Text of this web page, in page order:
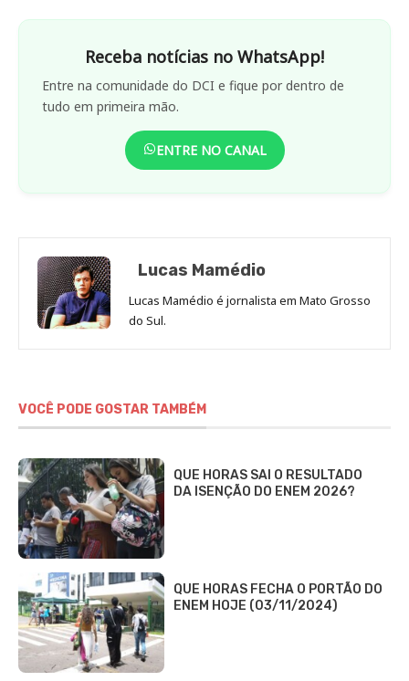
Receba notícias no WhatsApp!
Entre na comunidade do DCI e fique por dentro de
tudo em primeira mão.
ENTRE NO CANAL
Lucas Mamédio
Lucas Mamédio é jornalista em Mato Grosso
do Sul.
VOCÊ PODE GOSTAR TAMBÉM
QUE HORAS SAI O RESULTADO
DA ISENÇÃO DO ENEM 2026?
QUE HORAS FECHA O PORTÃO DO
ENEM HOJE (03/11/2024)